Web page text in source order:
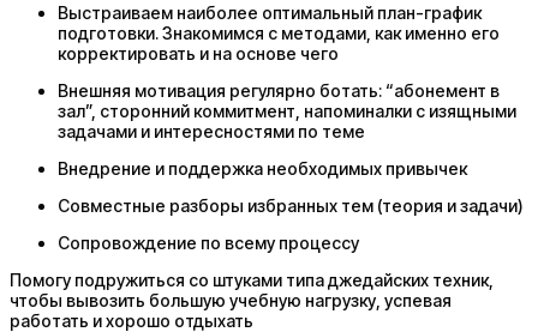
Выстраиваем наиболее оптимальный план-график
подготовки. Знакомимся с методами, как именно его
корректировать и на основе чего
Внешняя мотивация регулярно ботать: “абонемент в
зал”, сторонний коммитмент, напоминалки с изящными
задачами и интересностями по теме
Внедрение и поддержка необходимых привычек
Совместные разборы избранных тем (теория и задачи)
Сопровождение по всему процессу
Помогу подружиться со штуками типа джедайских техник,
чтобы вывозить большую учебную нагрузку, успевая
работать и хорошо отдыхать